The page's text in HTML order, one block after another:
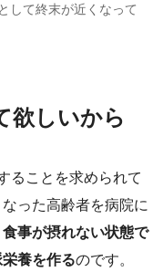
して終末が近くなって
欲しいから
ることを求められて
った高齢者を病院に
食事が摂れない状態で
養を作るのです。